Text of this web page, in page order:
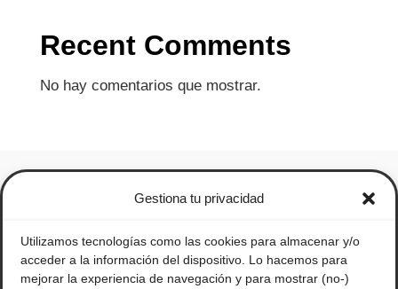
Gestiona tu privacidad
Utilizamos tecnologías como las cookies para almacenar y/o
acceder a la información del dispositivo. Lo hacemos para
mejorar la experiencia de navegación y para mostrar (no-)
Recent Comments
No hay comentarios que mostrar.